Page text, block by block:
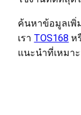
ค้นหาข้อมูลเพิ่
เรา TOS168 ห
แนะนำที่เหมา